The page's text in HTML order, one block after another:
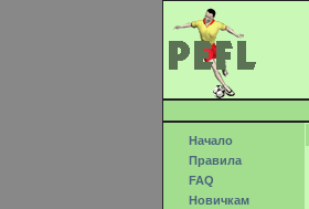
Начало
Правила
FAQ
Новичкам